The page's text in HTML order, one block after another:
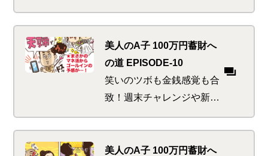
夏。先輩美人S子や自分の
身に迫るピンチや心温まる
出会いと奇遇な共通点の
数々。これは偶然か、必然
か！？
美人のA子 100万円蓄財へ
の道 EPISODE-10
笑いのツボも金銭感覚も合
致！週末チャレンジや新ネ
タ公開も同じ価値観！なか
なかの優良物件をみごと仕
留めたA子の行き先はいか
美人のA子 100万円蓄財へ